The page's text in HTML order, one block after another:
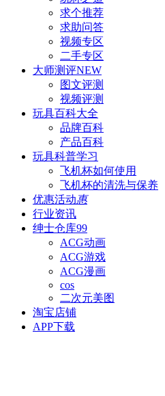
求个推荐
求助问答
视频专区
二手专区
大师测评NEW
图文评测
视频评测
玩具百科大全
品牌百科
产品百科
玩具科普学习
飞机杯如何使用
飞机杯的清洗与保养
优惠活动惠
行业资讯
绅士仓库99
ACG动画
ACG游戏
ACG漫画
cos
二次元美图
淘宝店铺
APP下载